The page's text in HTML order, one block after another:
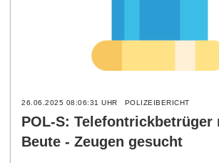
26.06.2025 08:06:31 UHR POLIZEIBERICHT
POL-S: Telefontrickbetrüger
Beute - Zeugen gesucht